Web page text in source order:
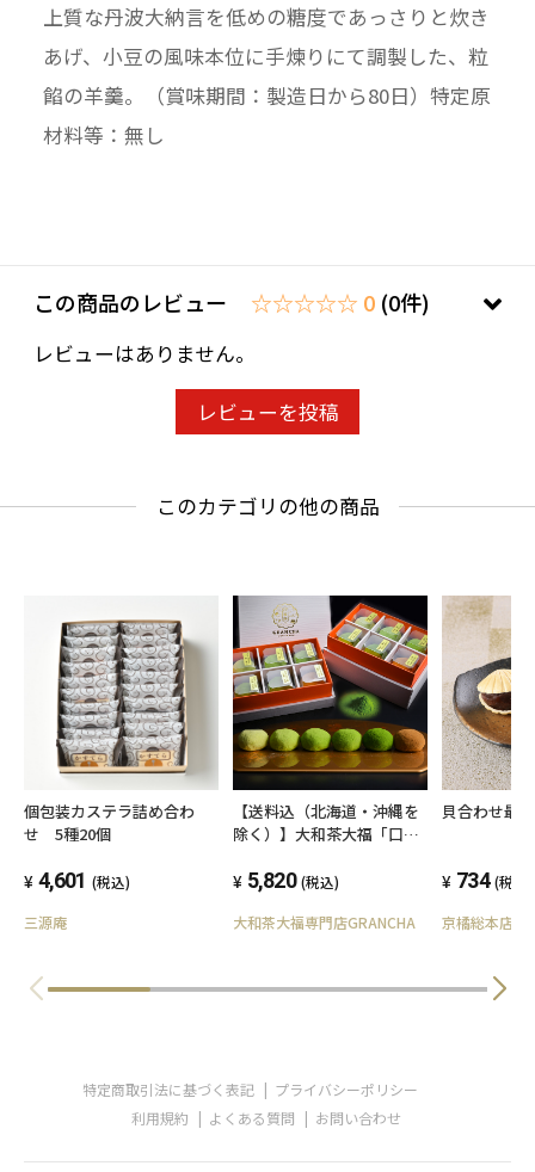
上質な丹波大納言を低めの糖度であっさりと炊き
あげ、小豆の風味本位に手煉りにて調製した、粒
餡の羊羹。（賞味期間：製造日から80日）特定原
材料等：無し
この商品のレビュー ☆☆☆☆☆ 0 (0件)
レビューはありません。
レビューを投稿
このカテゴリの他の商品
個包装カステラ詰め合わ
せ 5種20個
4,601 (税込)
三源庵
【送料込（北海道・沖縄を
除く）】大和茶大福「口福
【ギフト化粧箱（ご贈呈用
5,820 (税込)
大和茶大福専門店GRANCHA
貝合わせ最
734 (税込)
京橘総本店
特定商取引法に基づく表記
プライバシーポリシー
利用規約
よくある質問 お問い合わせ